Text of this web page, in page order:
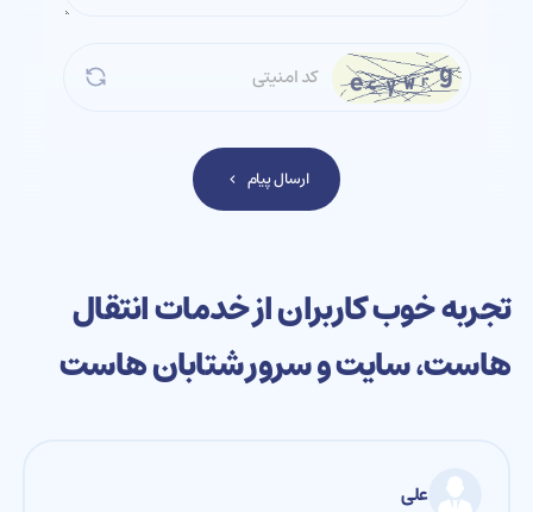
ارسال پیام
تجربه خوب کاربران از خدمات انتقال
هاست، سایت و سرور شتابان هاست
علی